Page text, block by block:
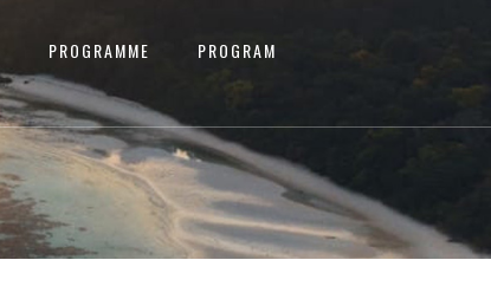
PROGRAMME
PROGRAM